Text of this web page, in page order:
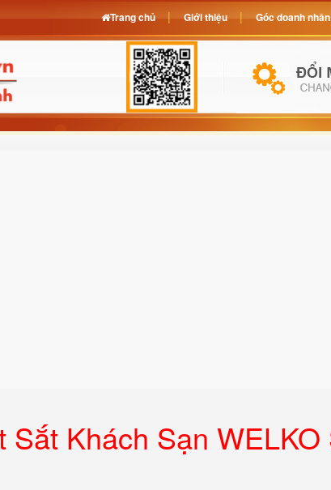
Sắt Khách Sạn WELKO
Trang chủ Giới thiệu Góc doanh nhân